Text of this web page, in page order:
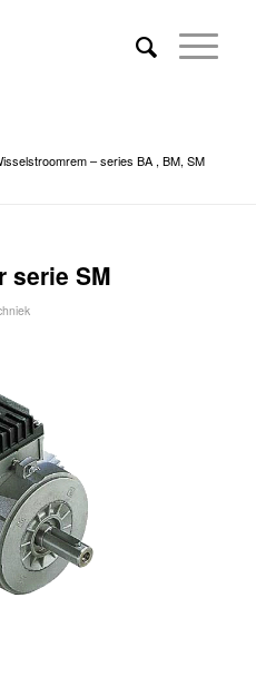
– series BA , BM, SM
serie SM